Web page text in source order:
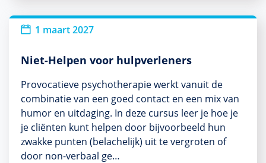
1 maart 2027
Niet-Helpen voor hulpverleners
Provocatieve psychotherapie werkt vanuit de
combinatie van een goed contact en een mix van
humor en uitdaging. In deze cursus leer je hoe je
je cliënten kunt helpen door bijvoorbeeld hun
zwakke punten (belachelijk) uit te vergroten of
door non-verbaal ge…